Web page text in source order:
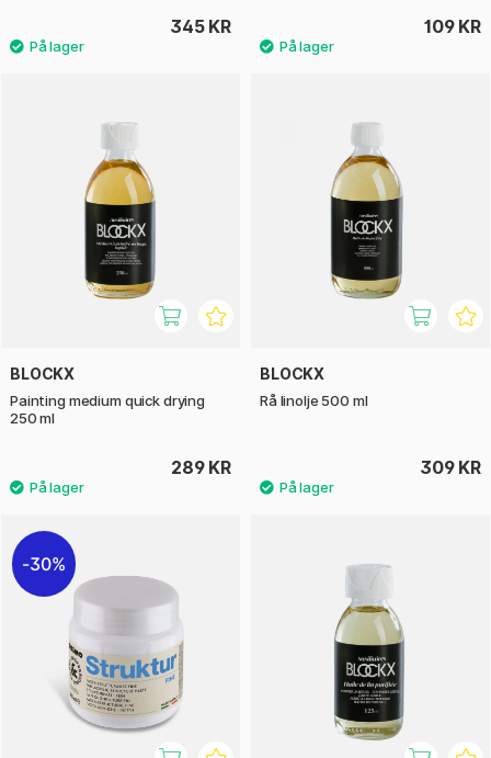
345 KR 109 KR
BLOCKX
Painting medium quick drying
250 ml
289 KR
BLOCKX
Rå linolje 500 ml
309 KR
30%